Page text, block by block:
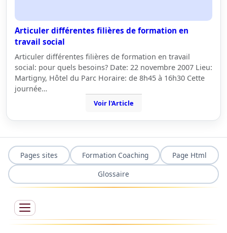
Articuler différentes filières de formation en
travail social
Articuler différentes filières de formation en travail
social: pour quels besoins? Date: 22 novembre 2007 Lieu:
Martigny, Hôtel du Parc Horaire: de 8h45 à 16h30 Cette
journée…
Voir l'Article
Pages sites Formation Coaching
Page Html
Glossaire